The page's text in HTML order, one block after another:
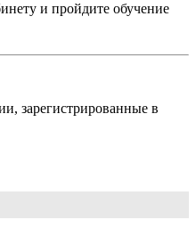
и пройдите обучение
зарегистрированные в